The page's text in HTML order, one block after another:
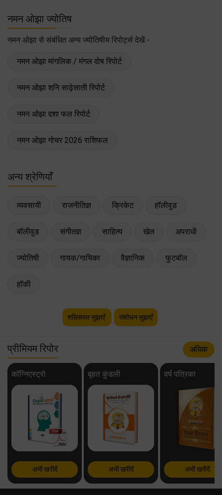
नमन ओझा ज्योतिष
नमन ओझा से संबंधित अन्य ज्योतिषीय रिपोर्ट्स देखें -
नमन ओझा मांगलिक / मंगल दोष रिपोर्ट
नमन ओझा शनि साढ़ेसाती रिपोर्ट
नमन ओझा दशा फल रिपोर्ट
नमन ओझा गोचर 2026 राशिफल
अन्य श्रेणियाँ
व्यवसायी राजनीतिज्ञ क्रिकेट हॉलीवुड
बॉलीवुड संगीतज्ञ साहित्य खेल अपराधी
ज्योतिषी गायक/गायिका वैज्ञानिक फुटबॉल
हॉकी
शख़्सियत सुझाएँ संशोधन सुझाएँ
प्रीमियम रिपोर अधिक
कॉग्निएस्ट्रो
अभी खरीदें
बृहत कुंडली
अभी खरीदें
वर्ष पत्रिका
अभी खरीदें